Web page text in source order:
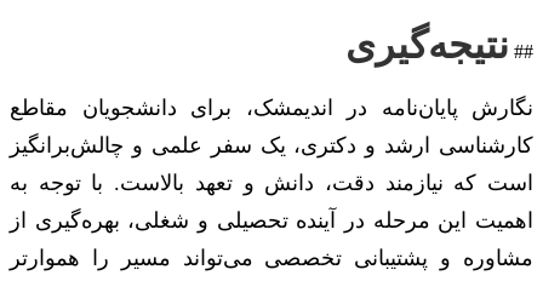
## نتیجه‌گیری
نگارش پایان‌نامه در اندیمشک، برای دانشجویان مقاطع
کارشناسی ارشد و دکتری، یک سفر علمی و چالش‌برانگیز
است که نیازمند دقت، دانش و تعهد بالاست. با توجه به
اهمیت این مرحله در آینده تحصیلی و شغلی، بهره‌گیری از
مشاوره و پشتیبانی تخصصی می‌تواند مسیر را هموارتر